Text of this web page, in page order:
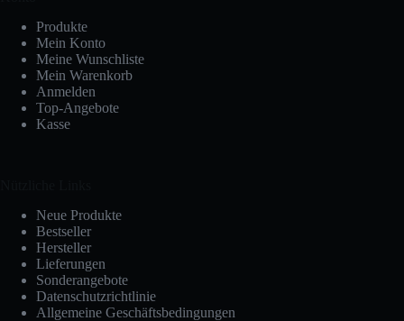
Produkte
Mein Konto
Meine Wunschliste
Mein Warenkorb
Anmelden
Top-Angebote
Kasse
Neue Produkte
Bestseller
Hersteller
Lieferungen
Sonderangebote
Datenschutzrichtlinie
Allgemeine Geschäftsbedingungen